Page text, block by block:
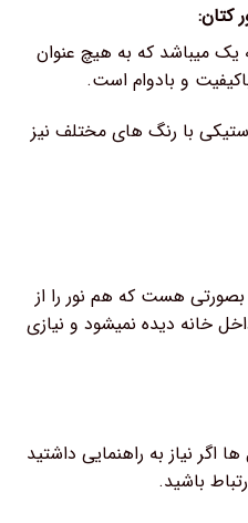
کتان:
میباشد که به هیچ عنوان
و بادوام است.
با رنگ های مختلف نیز
بصورتی هست که هم نور را از
خانه دیده نمیشود و نیازی
اگر نیاز به راهنمایی داشتید